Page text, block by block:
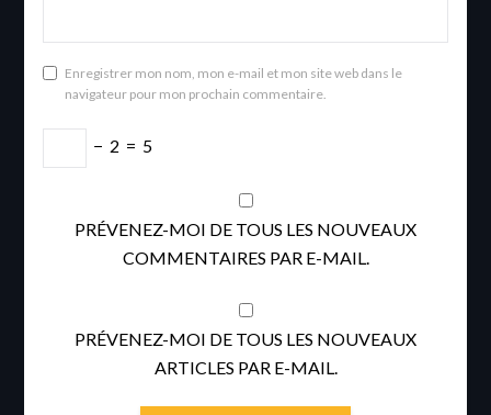
Enregistrer mon nom, mon e-mail et mon site web dans le
navigateur pour mon prochain commentaire.
− 2 = 5
PRÉVENEZ-MOI DE TOUS LES NOUVEAUX
COMMENTAIRES PAR E-MAIL.
PRÉVENEZ-MOI DE TOUS LES NOUVEAUX
ARTICLES PAR E-MAIL.